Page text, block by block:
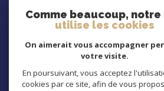
suivre
Comme beaucoup, notre
utilise les cookies
On aimerait vous accompagner
votre visite.
En poursuivant, vous acceptez
cookies par ce site, afin de vous